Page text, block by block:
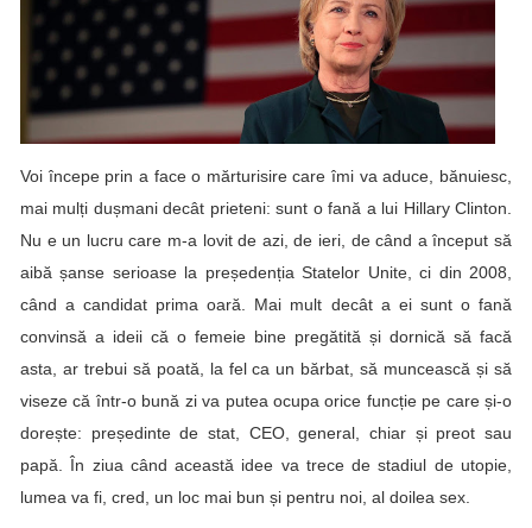
Voi începe prin a face o mărturisire care îmi va aduce, bănuiesc,
mai mulți dușmani decât prieteni: sunt o fană a lui Hillary Clinton.
Nu e un lucru care m-a lovit de azi, de ieri, de când a început să
aibă șanse serioase la președenția Statelor Unite, ci din 2008,
când a candidat prima oară. Mai mult decât a ei sunt o fană
convinsă a ideii că o femeie bine pregătită și dornică să facă
asta, ar trebui să poată, la fel ca un bărbat, să muncească și să
viseze că într-o bună zi va putea ocupa orice funcție pe care și-o
dorește: președinte de stat, CEO, general, chiar și preot sau
papă. În ziua când această idee va trece de stadiul de utopie,
lumea va fi, cred, un loc mai bun și pentru noi, al doilea sex.